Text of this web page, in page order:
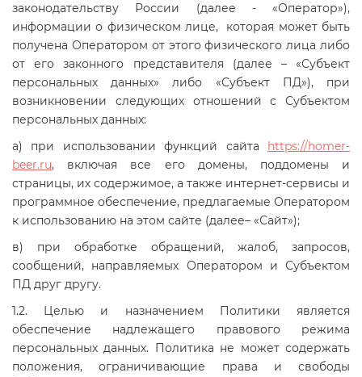
законодательству России (далее - «Оператор»),
информации о физическом лице, которая может быть
получена Оператором от этого физического лица либо
от его законного представителя (далее – «Субъект
персональных данных» либо «Субъект ПД»), при
возникновении следующих отношений с Субъектом
персональных данных:
а) при использовании функций сайта https://homer-
beer.ru, включая все его домены, поддомены и
страницы, их содержимое, а также интернет-сервисы и
программное обеспечение, предлагаемые Оператором
к использованию на этом сайте (далее– «Сайт»);
в) при обработке обращений, жалоб, запросов,
сообщений, направляемых Оператором и Субъектом
ПД друг другу.
1.2. Целью и назначением Политики является
обеспечение надлежащего правового режима
персональных данных. Политика не может содержать
положения, ограничивающие права и свободы